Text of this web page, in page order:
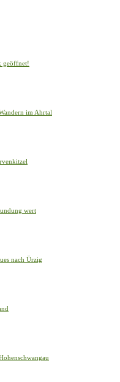
geöffnet!
im Ahrtal
wert
nach Ürzig